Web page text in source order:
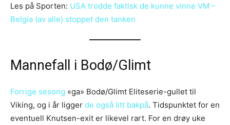
Les på Sporten: USA trodde faktisk de kunne vinne VM –
Belgia (av alle) stoppet den tanken
Mannefall i Bodø/Glimt
Forrige sesong «ga» Bodø/Glimt Eliteserie-gullet til
Viking, og i år ligger de også litt bakpå. Tidspunktet for en
eventuell Knutsen-exit er likevel rart. For en drøy uke